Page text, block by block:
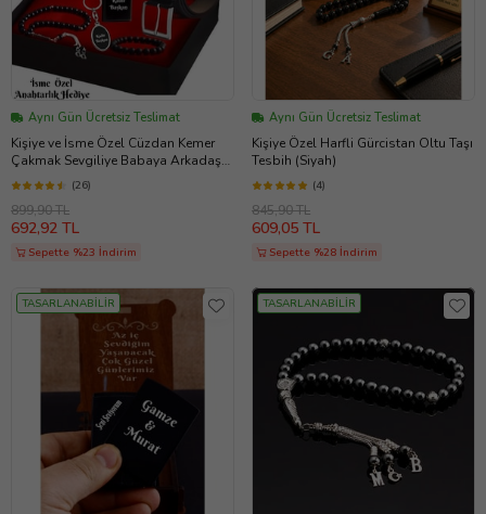
Aynı Gün Ücretsiz Teslimat
Kişiye ve İsme Özel Cüzdan Kemer
Çakmak Sevgiliye Babaya Arkadaşa
Hediye Seti(26)
899,90 TL
692,92 TL
Sepette %23 İndirim
Aynı Gün Ücretsiz Teslimat
Kişiye Özel Harfli Gürcistan Oltu Taşı
Tesbih (Siyah)
(4)
845,90 TL
609,05 TL
Sepette %28 İndirim
TASARLANABİLİR TASARLANABİLİR